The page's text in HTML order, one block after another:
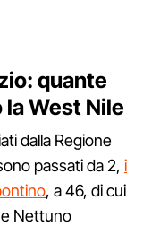
quante
West Nile
dalla Regione
passati da 2, i
, a 46, di cui
e Nettuno